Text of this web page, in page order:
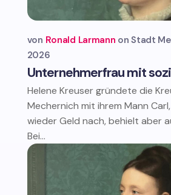
Unternehmerfrau mit
von Ronald Larmann Stadt
2026
Helene Kreuser gründete die
Mechernich mit ihrem Mann
wieder Geld nach, behielt aber
Bei...